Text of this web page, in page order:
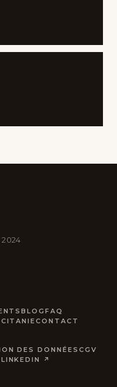
BLOGFAQ
CONTACT
DES DONNÉESCGV
LINKEDIN ↗